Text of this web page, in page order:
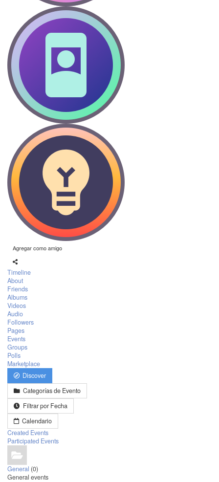
Agregar como amigo
Timeline
About
Friends
Albums
Videos
Audio
Followers
Pages
Events
Groups
Polls
Marketplace
Discover
Categorías de Evento
Filtrar por Fecha
Calendario
Created Events
Participated Events
General (0)
General events